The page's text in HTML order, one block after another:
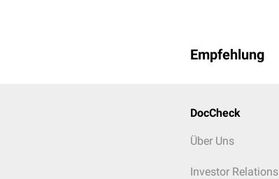
Empfehlung
DocCheck
Über Uns
Investor Relations